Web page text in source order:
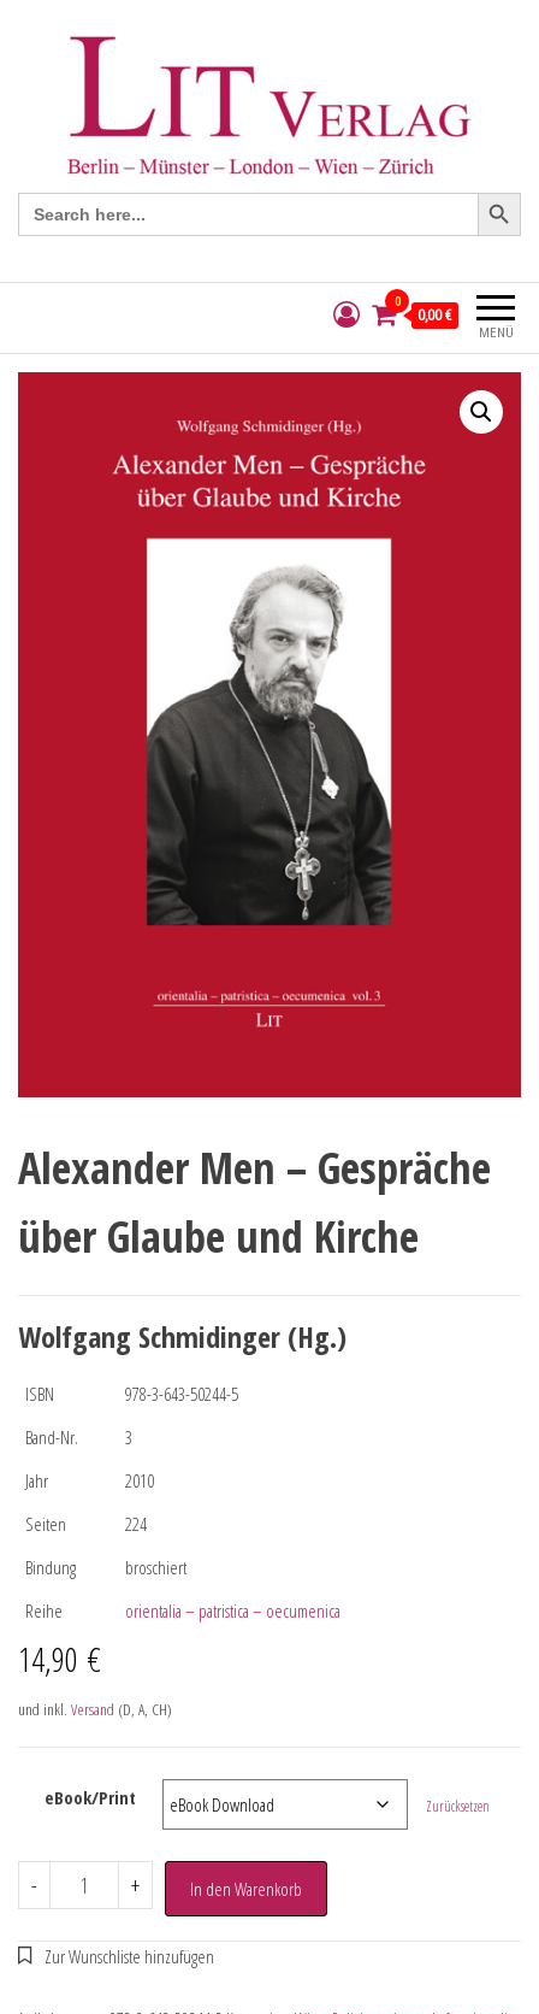
Search
for:
Search Button
MENÜ
0
0,00 €
Alexander Men – Gespräche
über Glaube und Kirche
Wolfgang Schmidinger (Hg.)
ISBN
978-3-643-50244-5
Band-Nr.
3
Jahr
2010
Seiten
224
Bindung
broschiert
Reihe
orientalia – patristica – oecumenica
14,90 €
und inkl. Versand (D, A, CH)
eBook/Print Zurücksetzen
- + In den Warenkorb